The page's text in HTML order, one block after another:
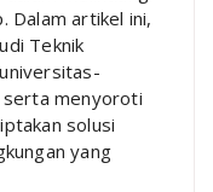
Dalam artikel ini,
Teknik
menyoroti
solusi
yang